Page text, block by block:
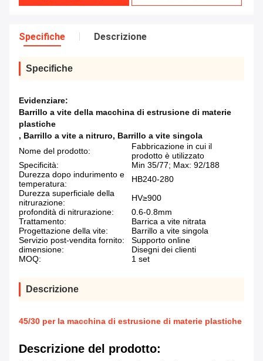
Specifiche Descrizione
Specifiche
Evidenziare:
Barrillo a vite della macchina di estrusione di materie
plastiche
, Barrillo a vite a nitruro, Barrillo a vite singola
Nome del prodotto:
Fabbricazione in cui il
prodotto è utilizzato
Specificità:
Min 35/77; Max: 92/188
Durezza dopo indurimento e
temperatura:
HB240-280
Durezza superficiale della
nitrurazione:
HV≥900
profondità di nitrurazione:
0.6-0.8mm
Trattamento:
Barrica a vite nitrata
Progettazione della vite:
Barrillo a vite singola
Servizio post-vendita fornito:
Supporto online
dimensione:
Disegni dei clienti
MOQ:
1 set
Descrizione
45/30 per la macchina di estrusione di materie plastiche
Descrizione del prodotto: